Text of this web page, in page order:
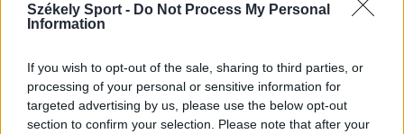
Székely Sport - Do Not Process My Personal
Information
If you wish to opt-out of the sale, sharing to third parties, or
processing of your personal or sensitive information for
targeted advertising by us, please use the below opt-out
section to confirm your selection. Please note that after your